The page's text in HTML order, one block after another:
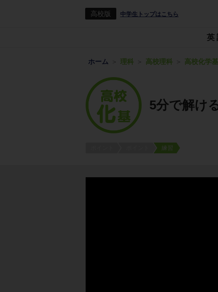
高校版 中学生トップはこちら
英
ホーム 理科 高校理科 高校化学
5分で解け
練習